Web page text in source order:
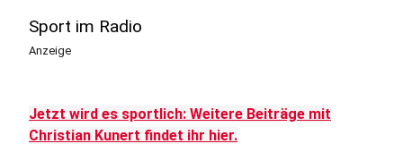
Sport im Radio
Anzeige
Jetzt wird es sportlich: Weitere Beiträge mit
Christian Kunert findet ihr hier.